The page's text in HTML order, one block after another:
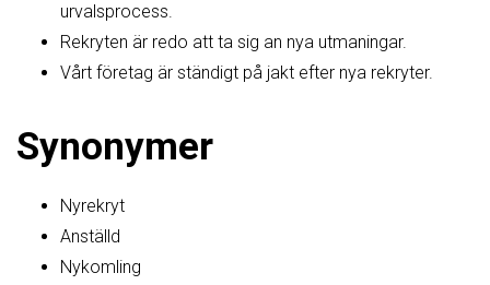
urvalsprocess.
Rekryten är redo att ta sig an nya utmaningar.
Vårt företag är ständigt på jakt efter nya rekryter.
Synonymer
Nyrekryt
Anställd
Nykomling